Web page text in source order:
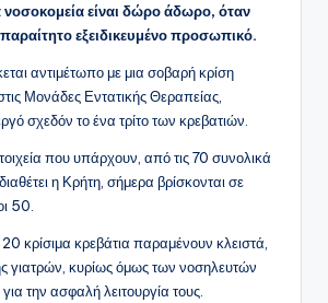
είναι δώρο άδωρο, όταν
εξειδικευμένο προσωπικό.
αντιμέτωπο με μια σοβαρή κρίση
Μονάδες Εντατικής Θεραπείας,
σχεδόν το ένα τρίτο των κρεβατιών.
που υπάρχουν, από τις 70 συνολικά
η Κρήτη, σήμερα βρίσκονται σε
50.
20 κρίσιμα κρεβάτια παραμένουν κλειστά,
γιατρών, κυρίως όμως των νοσηλευτών
την ασφαλή λειτουργία τους.